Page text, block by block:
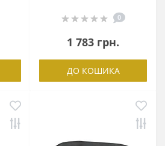
0
1 783 грн.
ДО КОШИКА